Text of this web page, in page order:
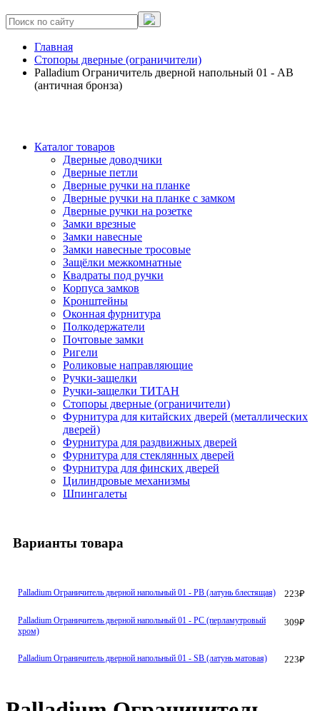
Главная
Стопоры дверные (ограничители)
Palladium Ограничитель дверной напольный 01 - AВ
(античная бронза)
Каталог товаров
Дверные доводчики
Дверные петли
Дверные ручки на планке
Дверные ручки на планке с замком
Дверные ручки на розетке
Замки врезные
Замки навесные
Замки навесные тросовые
Защёлки межкомнатные
Квадраты под ручки
Корпуса замков
Кронштейны
Оконная фурнитура
Полкодержатели
Почтовые замки
Ригели
Роликовые направляющие
Ручки-защелки
Ручки-защелки ТИТАН
Стопоры дверные (ограничители)
Фурнитура для китайских дверей (металлических
дверей)
Фурнитура для раздвижных дверей
Фурнитура для стеклянных дверей
Фурнитура для финских дверей
Цилиндровые механизмы
Шпингалеты
Варианты товара
Palladium Ограничитель дверной напольный 01 - РВ (латунь блестящая) 223₽
Palladium Ограничитель дверной напольный 01 - PC (перламутровый
хром)
309₽
Palladium Ограничитель дверной напольный 01 - SB (латунь матовая) 223₽